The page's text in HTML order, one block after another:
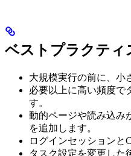
ベストプラクティ
大規模実行の前に、小
必要以上に高い頻度で
す。
動的ページや読み込み
を追加します。
ログインセッションと
タスク設定を変更した